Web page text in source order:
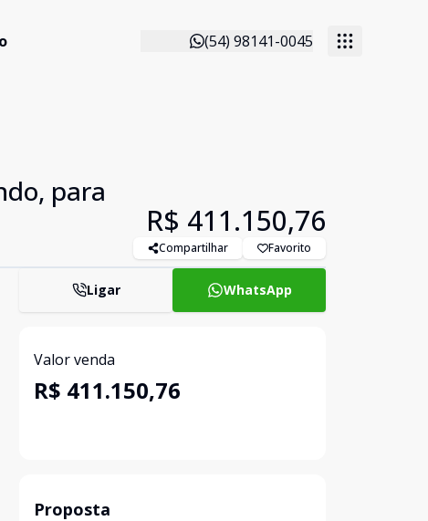
(54) 98141-0045
para
R$ 411.150,76
Compartilhar Favorito
Ligar WhatsApp
Valor venda
R$ 411.150,76
Proposta